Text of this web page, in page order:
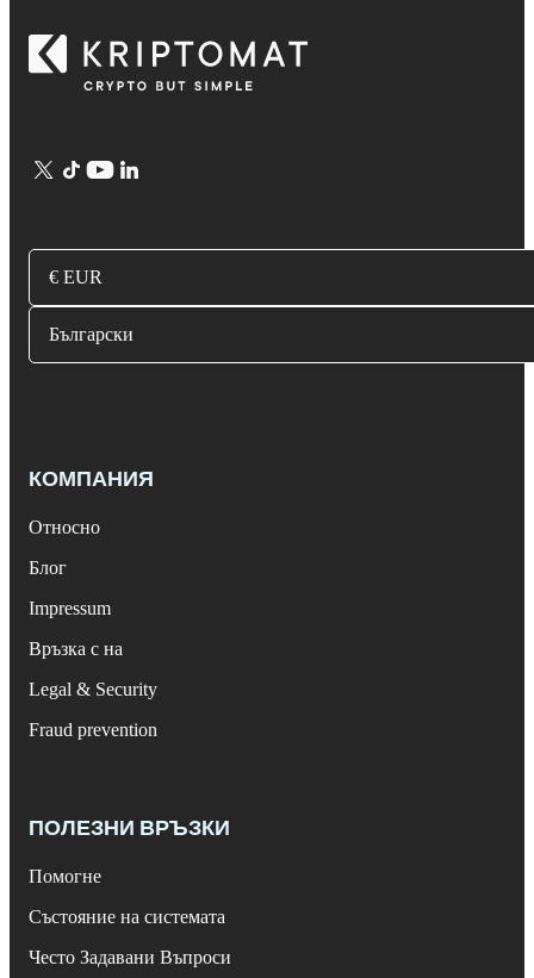
€ EUR
Български
КОМПАНИЯ
Относно
Блог
Impressum
Връзка с на
Legal & Security
Fraud prevention
ПОЛЕЗНИ ВРЪЗКИ
Помогне
Състояние на системата
Често Задавани Въпроси